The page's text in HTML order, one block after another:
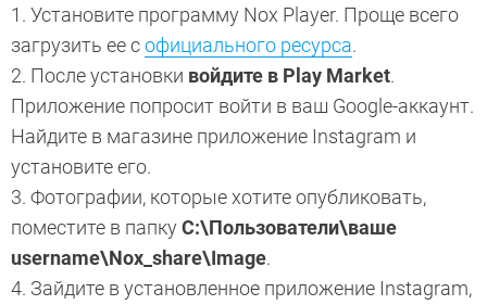
1. Установите программу Nox Player. Проще всего
загрузить ее софициального ресурса.
2. После установки войдите в Play Market.
Приложение попросит войти в ваш Google-аккаунт.
Найдите в магазине приложение Instagram и
установите его.
3. Фотографии, которые хотите опубликовать,
поместите в папкуC:\Пользователи\ваше
username\Nox_share\Image.
4. Зайдите в установленное приложение Instagram,